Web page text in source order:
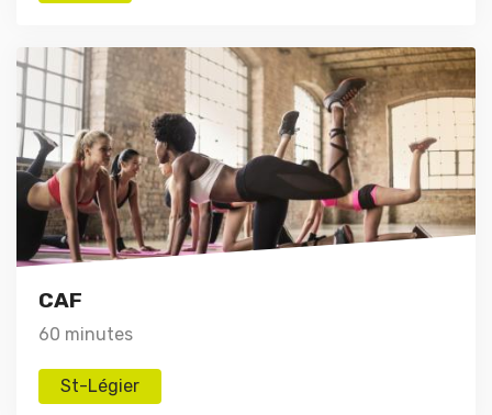
CAF
60 minutes
St-Légier